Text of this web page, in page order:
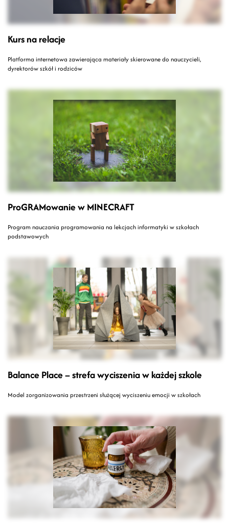
Kurs na relacje
Platforma internetowa zawierająca materiały skierowane do nauczycieli,
dyrektorów szkół i rodziców
ProGRAMowanie w MINECRAFT
Program nauczania programowania na lekcjach informatyki w szkołach
podstawowych
Balance Place – strefa wyciszenia w każdej szkole
Model zorganizowania przestrzeni służącej wyciszeniu emocji w szkołach